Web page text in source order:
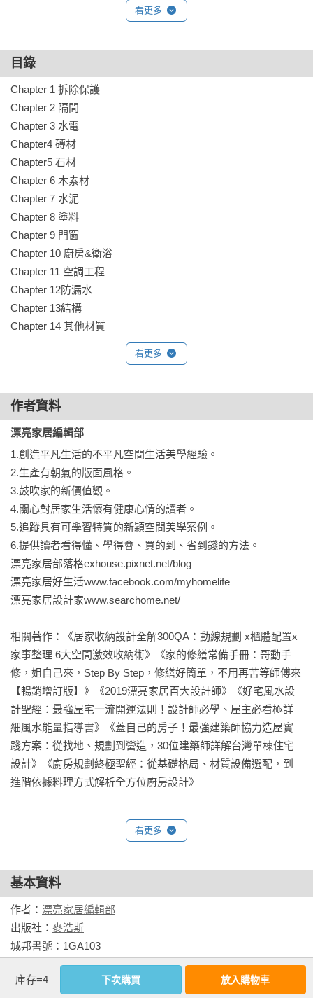
估，聰明選對建材做對施工。
Q1木作隔間真的不能隨意釘釘子嗎？
A1 木作隔間最讓人感到不便的地方在於事後使用時不能隨意釘
釘子，怕承重力不夠。但若是在封矽酸鈣板前先上一層6 分夾
板，就有一定的厚度，釘子就能夠咬合。雖然價格會再高些，
但能解決無法吊掛的難題，也能增加隔音效果。
Q2廚櫃裝沒多久就發現櫃子高低不平，是哪裡出了問題？！
A2安裝時要注意門片必須與桶身密合，不可上下歪斜；另外要
注意抽屜的安裝是否開闔順暢。
看更多
目錄
Chapter 1 拆除保護
Chapter 2 隔間
Chapter 3 水電
Chapter4 磚材
Chapter5 石材
Chapter 6 木素材
Chapter 7 水泥
Chapter 8 塗料
Chapter 9 門窗
Chapter 10 廚房&衛浴
Chapter 11 空調工程
Chapter 12防漏水
Chapter 13結構
Chapter 14 其他材質
看更多
作者資料
漂亮家居編輯部
1.創造平凡生活的不平凡空間生活美學經驗。
2.生產有朝氣的版面風格。
3.鼓吹家的新價值觀。
4.關心對居家生活懷有健康心情的讀者。
5.追蹤具有可學習特質的新穎空間美學案例。
6.提供讀者看得懂、學得會、買的到、省到錢的方法。
漂亮家居部落格exhouse.pixnet.net/blog
漂亮家居好生活www.facebook.com/myhomelife
漂亮家居設計家www.searchome.net/
相關著作：《居家收納設計全解300QA：動線規劃 x櫃體配置x
家事整理 6大空間激效收納術》《家的修繕常備手冊：哥動手
修，姐自己來，Step By Step，修繕好簡單，不用再苦等師傅來
【暢銷增訂版】》《2019漂亮家居百大設計師》《好宅風水設
計聖經：最強屋宅一流開運法則！設計師必學、屋主必看極詳
細風水能量指導書》《蓋自己的房子！最強建築師協力造屋實
踐方案：從找地、規劃到營造，30位建築師詳解台灣單棟住宅
設計》《廚房規劃終極聖經：從基礎格局、材質設備選配，到
進階依據料理方式解析全方位廚房設計》
看更多
基本資料
作者： 漂亮家居編輯部
出版社： 麥浩斯
城邦書號：1GA103
ISBN：9789864083671
出版日期：2018-03-20
庫存=4 下次購買 放入購物車